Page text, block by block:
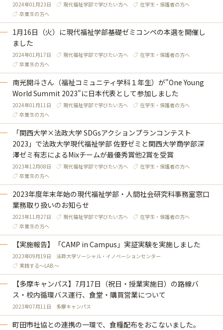
2024年01月23日 現代福祉学部で学びたい方へ
在学生・保護者の方へ
卒業生の方へ
1月16日（火）に現代福祉学部基礎ゼミコンペの本選を開催し
ました
2024年01月17日 現代福祉学部で学びたい方へ
在学生・保護者の方へ
卒業生の方へ
南光開斗さん（福祉コミュニティ学科１年生）が"One Young
World Summit 2023"に日本代表として参加しました
2024年01月11日 現代福祉学部で学びたい方へ
在学生・保護者の方へ
卒業生の方へ
「関西大学×法政大学 SDGsアクションプランコンテスト
2023」で法政大学現代福祉学部 佐野ゼミと関西大学商学部深
澤ゼミ有志によるMixチームが最優秀賞他2賞を受賞
2023年12月08日 現代福祉学部で学びたい方へ
在学生・保護者の方へ
卒業生の方へ
2023年度年末年始の現代福祉学部・人間社会研究科事務室窓口
業務取り扱いのお知らせ
2023年11月27日 現代福祉学部で学びたい方へ
在学生・保護者の方へ
卒業生の方へ
【実施報告】「CAMP in Campus」実証実験を実施しました
2023年09月19日
法政大学ソーシャル・イノベーションセンター
実践する～LAB.～
【多摩キャンパス】7月17日（祝日・授業実施日）の路線バ
ス・校内循環バス運行、食堂・購買営業について
2023年07月11日 多摩キャンパス
町田市社協との連携の一環で、食糧配布をおこないました。